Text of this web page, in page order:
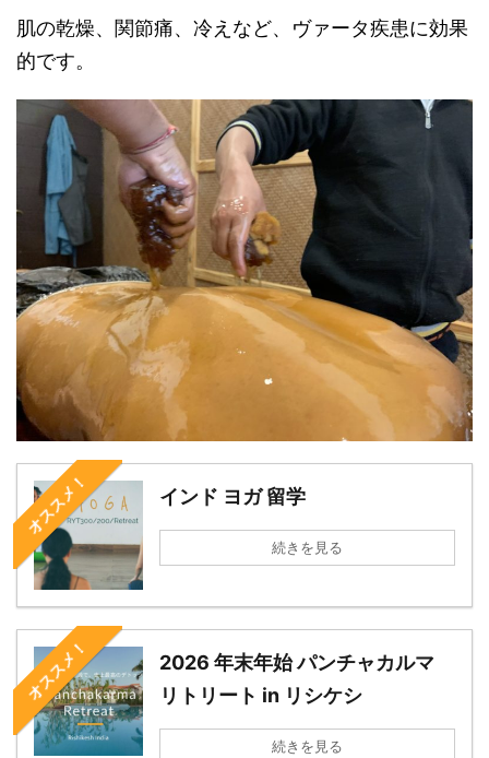
肌の乾燥、関節痛、冷えなど、ヴァータ疾患に効果
的です。
オススメ！ インド ヨガ 留学
続きを見る
オススメ！
2026 年末年始 パンチャカルマ
リトリート in リシケシ
続きを見る